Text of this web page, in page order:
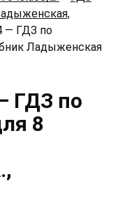
— ГДЗ по
Ладыженская
ГДЗ по
8